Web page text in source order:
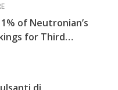
of Neutronian’s
for Third